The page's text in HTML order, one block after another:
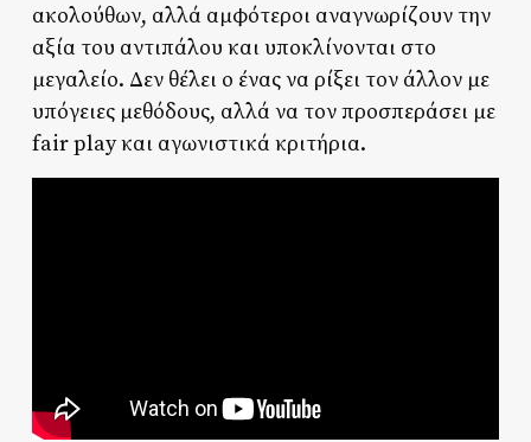
ακολούθων, αλλά αμφότεροι αναγνωρίζουν την
αξία του αντιπάλου και υποκλίνονται στο
μεγαλείο. Δεν θέλει ο ένας να ρίξει τον άλλον με
υπόγειες μεθόδους, αλλά να τον προσπεράσει με
fair play και αγωνιστικά κριτήρια.